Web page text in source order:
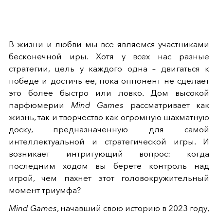
В жизни и любви мы все являемся участниками
бесконечной иры. Хотя у всех нас разные
стратегии, цель у каждого одна – двигаться к
победе и достичь ее, пока оппонент не сделает
это более быстро или ловко. Дом высокой
парфюмерии Mind Games рассматривает как
жизнь, так и творчество как огромную шахматную
доску, предназначенную для самой
интеллектуальной и стратегической игры. И
возникает интригующий вопрос: когда
последним ходом вы берете контроль над
игрой, чем пахнет этот головокружительный
момент триумфа?
Mind Games, начавший свою историю в 2023 году,